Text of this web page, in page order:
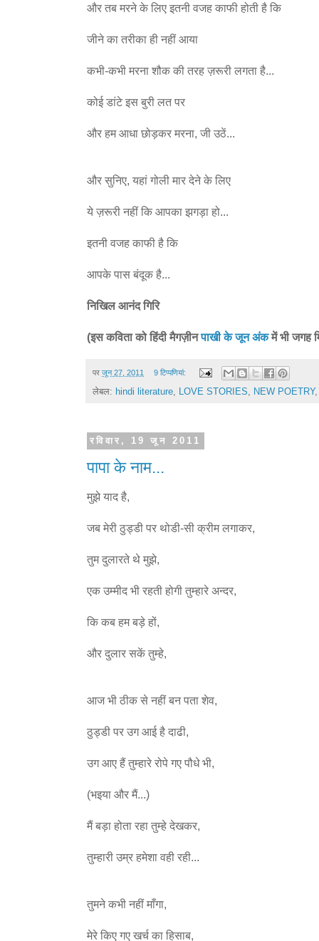
और तब मरने के लिए इतनी वजह काफी होती है कि
जीने का तरीका ही नहीं आया
कभी-कभी मरना शौक की तरह ज़रूरी लगता है...
कोई डांटे इस बुरी लत पर
और हम आधा छोड़कर मरना, जी उठें...
और सुनिए, यहां गोली मार देने के लिए
ये ज़रूरी नहीं कि आपका झगड़ा हो...
इतनी वजह काफी है कि
आपके पास बंदूक है...
निखिल आनंद गिरि
(इस कविता को हिंदी मैगज़ीनपाखी के जून अंकमें भी जगह
पर जून 27, 2011 9 टिप्‍पणियां:
लेबल: hindi literature, LOVE STORIES, NEW POETRY
रविवार, 19 जून 2011
पापा के नाम...
मुझे याद है,
जब मेरी ठुड्डी पर थोडी-सी क्रीम लगाकर,
तुम दुलारते थे मुझे,
एक उम्मीद भी रहती होगी तुम्हारे अन्दर,
कि कब हम बड़े हों,
और दुलार सकें तुम्हे,
आज भी ठीक से नहीं बन पता शेव,
ठुड्डी पर उग आई है दाढी,
उग आए हैं तुम्हारे रोपे गए पौधे भी,
(भइया और मैं...)
मैं बड़ा होता रहा तुम्हे देखकर,
तुम्हारी उम्र हमेशा वही रही...
तुमने कभी नहीं माँगा,
मेरे किए गए खर्च का हिसाब,